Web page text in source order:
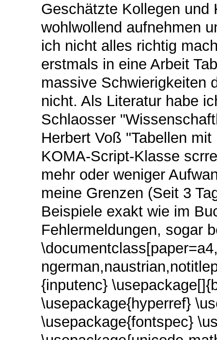
Geschätzte Kollegen und
wohlwollend aufnehmen
ich nicht alles richtig
erstmals in eine Arbeit
massive Schwierigkeiten
nicht. Als Literatur habe
Schlaosser
Herbert Voß "Tabellen
KOMA-Script-Klasse
mehr oder weniger
meine Grenzen (Seit 3
Beispiele exakt wie im
Fehlermeldungen, sogar
{inputenc}
\usepackage{hyperref}
\usepackage{fontspec}